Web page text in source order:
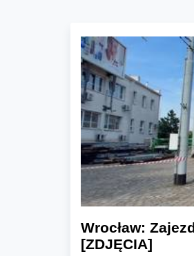
Wrocław:
[ZDJĘCIA]